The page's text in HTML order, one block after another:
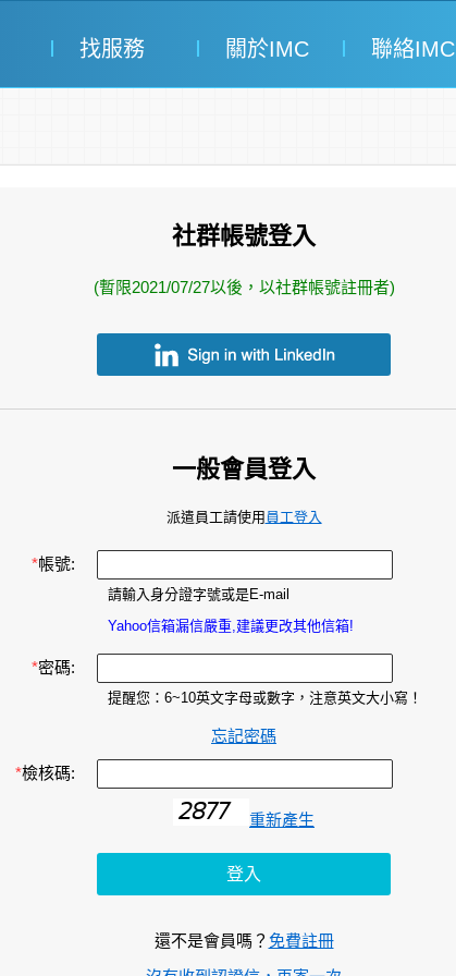
找服務 關於IMC 聯絡IMC
社群帳號登入
(暫限2021/07/27以後，以社群帳號註冊者)
一般會員登入
派遣員工請使用 員工登入
*帳號:
請輸入身分證字號或是E-mail
Yahoo信箱漏信嚴重,建議更改其他信箱!
*密碼:
提醒您：6~10英文字母或數字，注意英文大小寫！
忘記密碼
*檢核碼:
重新產生
還不是會員嗎？ 免費註冊